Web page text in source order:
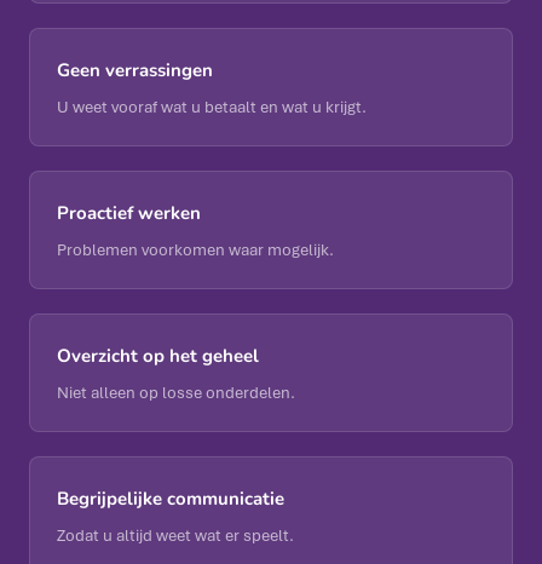
Geen verrassingen
U weet vooraf wat u betaalt en wat u krijgt.
Proactief werken
Problemen voorkomen waar mogelijk.
Overzicht op het geheel
Niet alleen op losse onderdelen.
Begrijpelijke communicatie
Zodat u altijd weet wat er speelt.